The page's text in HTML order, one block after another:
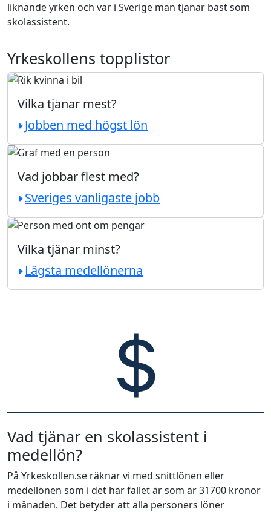
liknande yrken och var i Sverige man tjänar bäst som
skolassistent.
Yrkeskollens topplistor
Vilka tjänar mest?
Jobben med högst lön
Vad jobbar flest med?
Sveriges vanligaste jobb
Vilka tjänar minst?
Lägsta medellönerna
Vad tjänar en skolassistent i
medellön?
På Yrkeskollen.se räknar vi med snittlönen eller
medellönen som i det här fallet är som är 31700 kronor
i månaden. Det betyder att alla personers löner